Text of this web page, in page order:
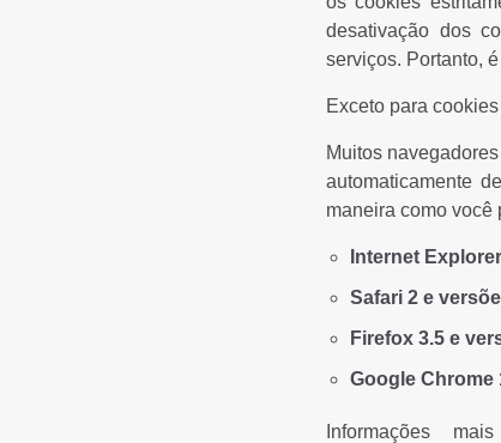
desativação dos
serviços. Portanto,
Exceto para
Muitos
automaticamente
maneira como você
Internet
Safari 2 e
Firefox 3.5 e
Google Chrome
Informações